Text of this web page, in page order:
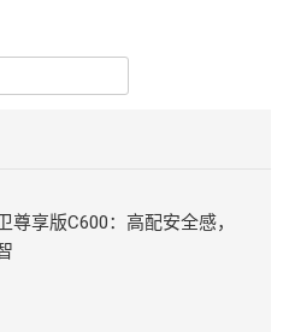
尊享版C600：高配安全感，